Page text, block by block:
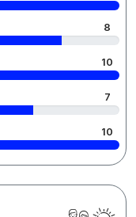
8
10
7
10